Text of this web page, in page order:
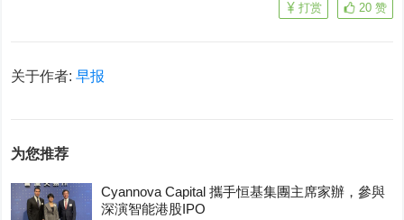
20 赞
打赏
关于作者:早报
为您推荐
Cyannova Capital 攜手恒基集團主席家辦，參與
深演智能港股IPO